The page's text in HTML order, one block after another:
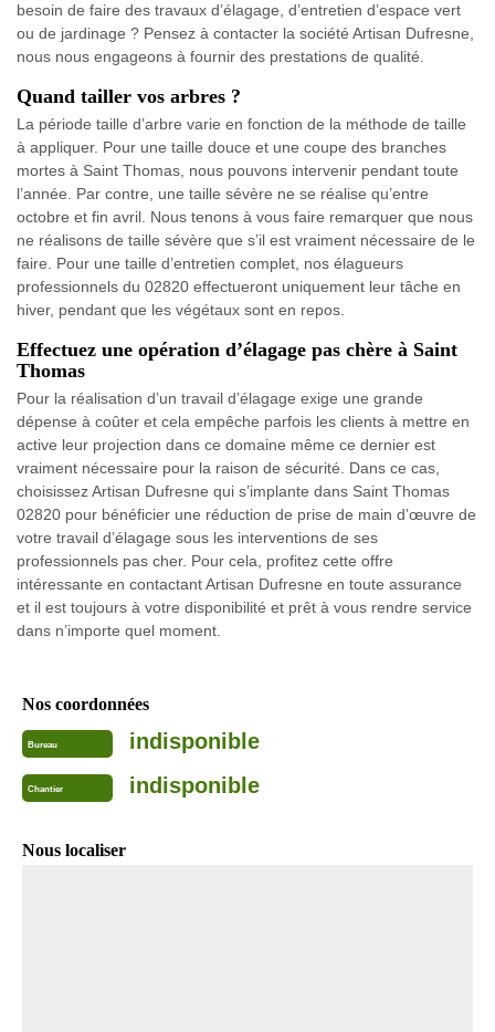
besoin de faire des travaux d’élagage, d’entretien d’espace vert
ou de jardinage ? Pensez à contacter la société Artisan Dufresne,
nous nous engageons à fournir des prestations de qualité.
Quand tailler vos arbres ?
La période taille d’arbre varie en fonction de la méthode de taille
à appliquer. Pour une taille douce et une coupe des branches
mortes à Saint Thomas, nous pouvons intervenir pendant toute
l’année. Par contre, une taille sévère ne se réalise qu’entre
octobre et fin avril. Nous tenons à vous faire remarquer que nous
ne réalisons de taille sévère que s’il est vraiment nécessaire de le
faire. Pour une taille d’entretien complet, nos élagueurs
professionnels du 02820 effectueront uniquement leur tâche en
hiver, pendant que les végétaux sont en repos.
Effectuez une opération d’élagage pas chère à Saint
Thomas
Pour la réalisation d’un travail d’élagage exige une grande
dépense à coûter et cela empêche parfois les clients à mettre en
active leur projection dans ce domaine même ce dernier est
vraiment nécessaire pour la raison de sécurité. Dans ce cas,
choisissez Artisan Dufresne qui s’implante dans Saint Thomas
02820 pour bénéficier une réduction de prise de main d’œuvre de
votre travail d’élagage sous les interventions de ses
professionnels pas cher. Pour cela, profitez cette offre
intéressante en contactant Artisan Dufresne en toute assurance
et il est toujours à votre disponibilité et prêt à vous rendre service
dans n’importe quel moment.
Nos coordonnées
Bureau indisponible
Chantier indisponible
Nous localiser